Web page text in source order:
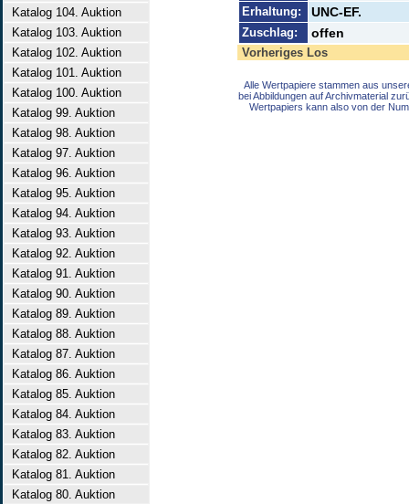
Katalog 104. Auktion
Katalog 103. Auktion
Katalog 102. Auktion
Katalog 101. Auktion
Katalog 100. Auktion
Katalog 99. Auktion
Katalog 98. Auktion
Katalog 97. Auktion
Katalog 96. Auktion
Katalog 95. Auktion
Katalog 94. Auktion
Katalog 93. Auktion
Katalog 92. Auktion
Katalog 91. Auktion
Katalog 90. Auktion
Katalog 89. Auktion
Katalog 88. Auktion
Katalog 87. Auktion
Katalog 86. Auktion
Katalog 85. Auktion
Katalog 84. Auktion
Katalog 83. Auktion
Katalog 82. Auktion
Katalog 81. Auktion
Katalog 80. Auktion
Erhaltung: UNC-EF.
Zuschlag: offen
Vorheriges Los
Alle Wertpapiere stammen aus
bei Abbildungen auf Archivmaterial
Wertpapiers kann also von der